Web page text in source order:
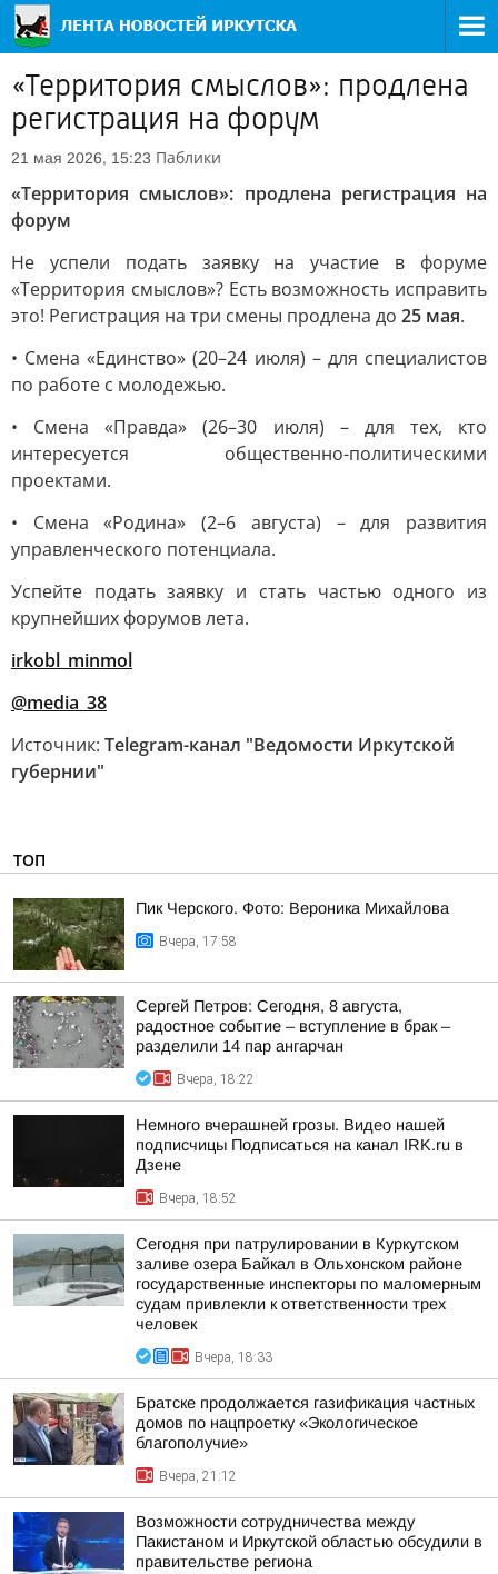
«Территория смыслов»: продлена
регистрация на форум
21 мая 2026, 15:23 Паблики
«Территория смыслов»: продлена регистрация на
форум
Не успели подать заявку на участие в форуме
«Территория смыслов»? Есть возможность исправить
это! Регистрация на три смены продлена до 25 мая.
• Смена «Единство» (20–24 июля) – для специалистов
по работе с молодежью.
• Смена «Правда» (26–30 июля) – для тех, кто
интересуется общественно-политическими
проектами.
• Смена «Родина» (2–6 августа) – для развития
управленческого потенциала.
Успейте подать заявку и стать частью одного из
крупнейших форумов лета.
irkobl_minmol
@media_38
Источник: Telegram-канал "Ведомости Иркутской
губернии"
ТОП
Пик Черского. Фото: Вероника Михайлова
Вчера, 17:58
Сергей Петров: Сегодня, 8 августа,
радостное событие – вступление в брак –
разделили 14 пар ангарчан
Вчера, 18:22
Немного вчерашней грозы. Видео нашей
подписчицы Подписаться на канал IRK.ru в
Дзене
Вчера, 18:52
Сегодня при патрулировании в Куркутском
заливе озера Байкал в Ольхонском районе
государственные инспекторы по маломерным
судам привлекли к ответственности трех
человек
Вчера, 18:33
Братске продолжается газификация частных
домов по нацпроетку «Экологическое
благополучие»
Вчера, 21:12
Возможности сотрудничества между
Пакистаном и Иркутской областью обсудили в
правительстве региона